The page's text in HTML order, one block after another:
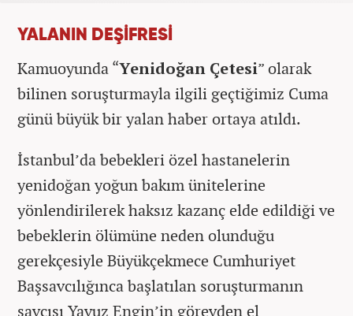
YALANIN DEŞİFRESİ
Kamuoyunda “Yenidoğan Çetesi” olarak
bilinen soruşturmayla ilgili geçtiğimiz Cuma
günü büyük bir yalan haber ortaya atıldı.
İstanbul’da bebekleri özel hastanelerin
yenidoğan yoğun bakım ünitelerine
yönlendirilerek haksız kazanç elde edildiği ve
bebeklerin ölümüne neden olunduğu
gerekçesiyle Büyükçekmece Cumhuriyet
Başsavcılığınca başlatılan soruşturmanın
savcısı Yavuz Engin’in görevden el